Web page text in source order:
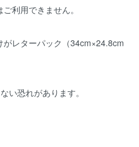
利用できません。
レターパック（34cm×24.8cm
い恐れがあります。